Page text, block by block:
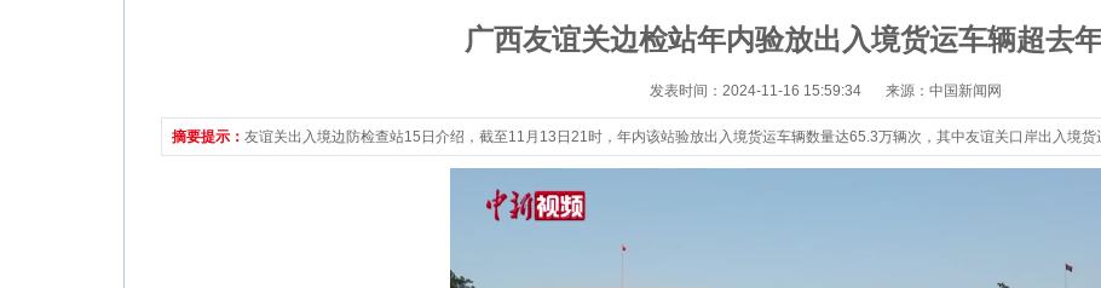
广西友谊关边检站年内验放出入境货运车辆超去
发表时间：2024-11-16 15:59:34 来源：中国新闻网
摘要提示： 友谊关出入境边防检查站15日介绍，截至11月13日21时，年内该站验放出入境货运车辆数量达65.3万辆次，其中友谊关口岸出入境货